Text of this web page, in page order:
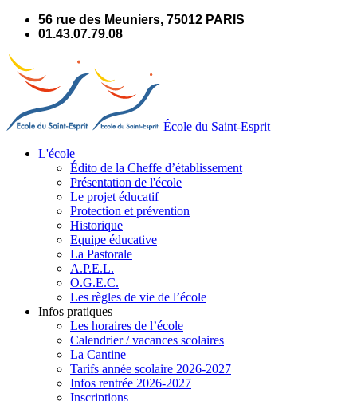
56 rue des Meuniers, 75012 PARIS
01.43.07.79.08
École du Saint-Esprit
L'école
Édito de la Cheffe d’établissement
Présentation de l'école
Le projet éducatif
Protection et prévention
Historique
Equipe éducative
La Pastorale
A.P.E.L.
O.G.E.C.
Les règles de vie de l’école
Infos pratiques
Les horaires de l’école
Calendrier / vacances scolaires
La Cantine
Tarifs année scolaire 2026-2027
Infos rentrée 2026-2027
Inscriptions